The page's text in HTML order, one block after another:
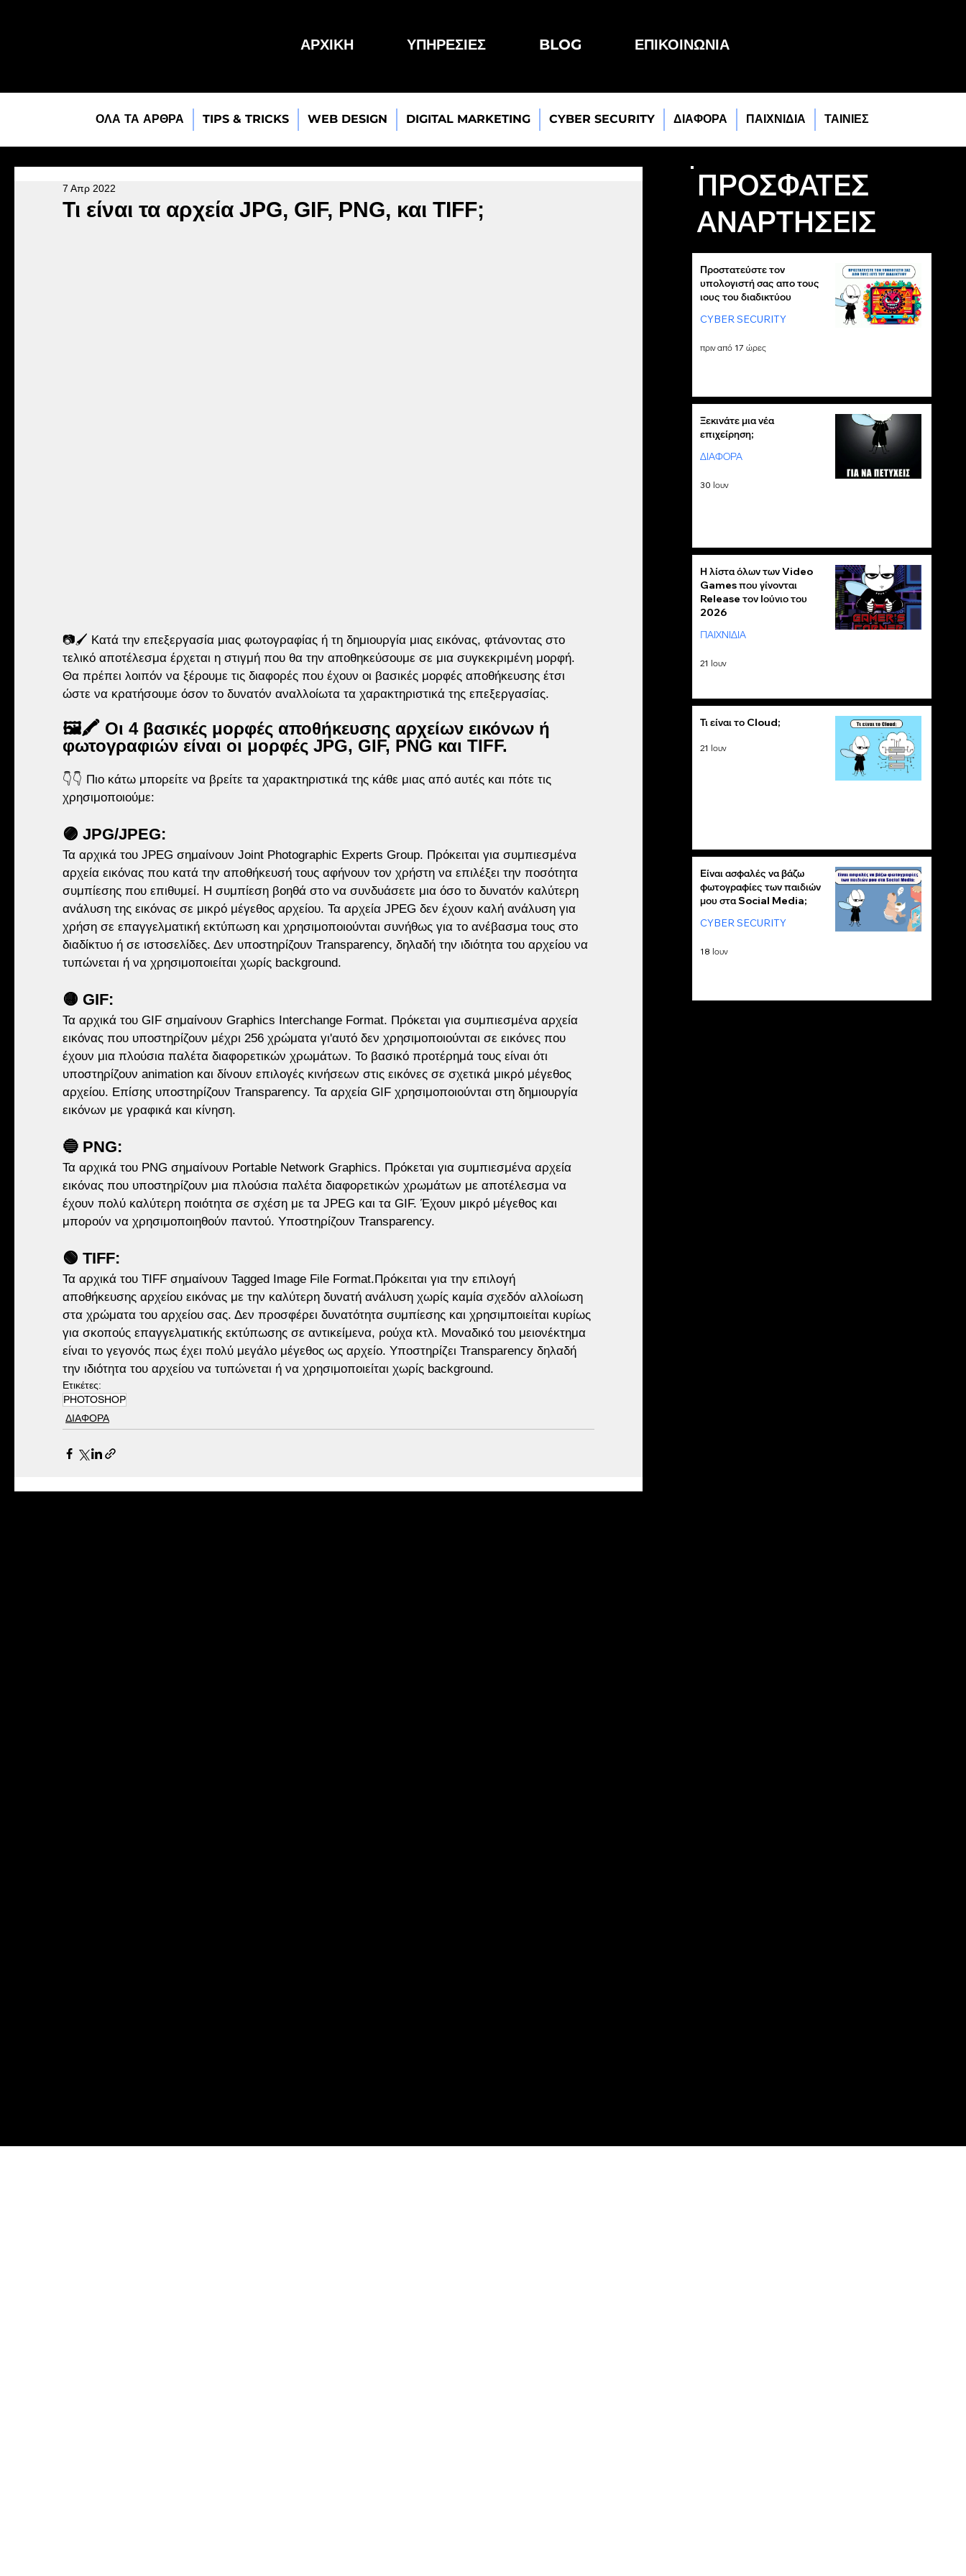
ΑΡΧΙΚΗ ΥΠΗΡΕΣΙΕΣ BLOG ΕΠΙΚΟΙΝΩΝΙΑ
ΟΛΑ ΤΑ ΑΡΘΡΑ TIPS & TRICKS WEB DESIGN DIGITAL MARKETING CYBER SECURITY ΔΙΑΦΟΡΑ ΠΑΙΧΝΙΔΙΑ ΤΑΙΝΙΕΣ
Τι είναι τα αρχεία JPG, GIF, PNG, και TIFF;
7 Απρ 2022
📷🖌 Κατά την επεξεργασία μιας φωτογραφίας ή τη δημιουργία μιας εικόνας, φτάνοντας στο
τελικό αποτέλεσμα έρχεται η στιγμή που θα την αποθηκεύσουμε σε μια συγκεκριμένη μορφή.
Θα πρέπει λοιπόν να ξέρουμε τις διαφορές που έχουν οι βασικές μορφές αποθήκευσης έτσι
ώστε να κρατήσουμε όσον το δυνατόν αναλλοίωτα τα χαρακτηριστικά της επεξεργασίας.
🖼🖍 Οι 4 βασικές μορφές αποθήκευσης αρχείων εικόνων ή
φωτογραφιών είναι οι μορφές JPG, GIF, PNG και TIFF.
👇👇 Πιο κάτω μπορείτε να βρείτε τα χαρακτηριστικά της κάθε μιας από αυτές και πότε τις
χρησιμοποιούμε:
🟣 JPG/JPEG:
Τα αρχικά του JPEG σημαίνουν Joint Photographic Experts Group. Πρόκειται για συμπιεσμένα
αρχεία εικόνας που κατά την αποθήκευσή τους αφήνουν τον χρήστη να επιλέξει την ποσότητα
συμπίεσης που επιθυμεί. Η συμπίεση βοηθά στο να συνδυάσετε μια όσο το δυνατόν καλύτερη
ανάλυση της εικόνας σε μικρό μέγεθος αρχείου. Τα αρχεία JPEG δεν έχουν καλή ανάλυση για
χρήση σε επαγγελματική εκτύπωση και χρησιμοποιούνται συνήθως για το ανέβασμα τους στο
διαδίκτυο ή σε ιστοσελίδες. Δεν υποστηρίζουν Transparency, δηλαδή την ιδιότητα του αρχείου να
τυπώνεται ή να χρησιμοποιείται χωρίς background.
🟡 GIF:
Τα αρχικά του GIF σημαίνουν Graphics Interchange Format. Πρόκεται για συμπιεσμένα αρχεία
εικόνας που υποστηρίζουν μέχρι 256 χρώματα γι'αυτό δεν χρησιμοποιούνται σε εικόνες που
έχουν μια πλούσια παλέτα διαφορετικών χρωμάτων. Το βασικό προτέρημά τους είναι ότι
υποστηρίζουν animation και δίνουν επιλογές κινήσεων στις εικόνες σε σχετικά μικρό μέγεθος
αρχείου. Επίσης υποστηρίζουν Transparency. Τα αρχεία GIF χρησιμοποιούνται στη δημιουργία
εικόνων με γραφικά και κίνηση.
🔵 PNG:
Τα αρχικά του PNG σημαίνουν Portable Network Graphics. Πρόκεται για συμπιεσμένα αρχεία
εικόνας που υποστηρίζουν μια πλούσια παλέτα διαφορετικών χρωμάτων με αποτέλεσμα να
έχουν πολύ καλύτερη ποιότητα σε σχέση με τα JPEG και τα GIF. Έχουν μικρό μέγεθος και
μπορούν να χρησιμοποιηθούν παντού. Yποστηρίζουν Transparency.
🟢 TIFF:
Τα αρχικά του TIFF σημαίνουν Tagged Image File Format.Πρόκειται για την επιλογή
αποθήκευσης αρχείου εικόνας με την καλύτερη δυνατή ανάλυση χωρίς καμία σχεδόν αλλοίωση
στα χρώματα του αρχείου σας. Δεν προσφέρει δυνατότητα συμπίεσης και χρησιμποιείται κυρίως
για σκοπούς επαγγελματικής εκτύπωσης σε αντικείμενα, ρούχα κτλ. Μοναδικό του μειονέκτημα
είναι το γεγονός πως έχει πολύ μεγάλο μέγεθος ως αρχείο. Υποστηρίζει Transparency δηλαδή
την ιδιότητα του αρχείου να τυπώνεται ή να χρησιμοποιείται χωρίς background.
Ετικέτες:
PHOTOSHOP
ΔΙΑΦΟΡΑ
ΠΡΟΣΦΑΤΕΣ
ΑΝΑΡΤΗΣΕΙΣ
Προστατεύστε τον
υπολογιστή σας απο τους
ιους του διαδικτύου
CYBER SECURITY
πριν από 17 ώρες
Ξεκινάτε μια νέα
επιχείρηση;
ΔΙΑΦΟΡΑ
30 Ιουν
Η λίστα όλων των Video
Games που γίνονται
Release τον Ιούνιο του
2026
ΠΑΙΧΝΙΔΙΑ
21 Ιουν
Τι είναι το Cloud;
21 Ιουν
Είναι ασφαλές να βάζω
φωτογραφίες των παιδιών
μου στα Social Media;
CYBER SECURITY
18 Ιουν